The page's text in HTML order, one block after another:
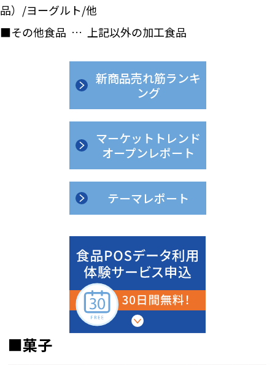
品）/ヨーグルト/他
■その他食品 … 上記以外の加工食品
新商品売れ筋ランキ
ング
マーケットトレンド
オープンレポート
テーマレポート
■菓子